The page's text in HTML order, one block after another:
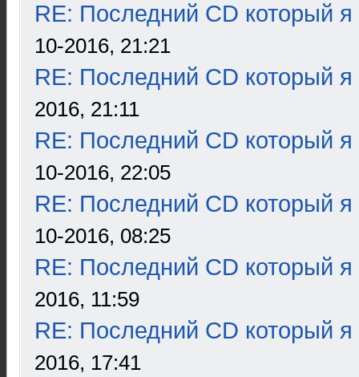
RE: Последний CD который я
10-2016, 21:21
RE: Последний CD который я
2016, 21:11
RE: Последний CD который я
10-2016, 22:05
RE: Последний CD который я
10-2016, 08:25
RE: Последний CD который я
2016, 11:59
RE: Последний CD который я
2016, 17:41